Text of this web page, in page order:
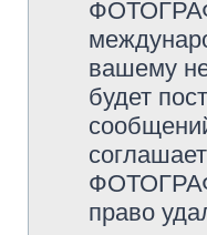
вашему
будет
право